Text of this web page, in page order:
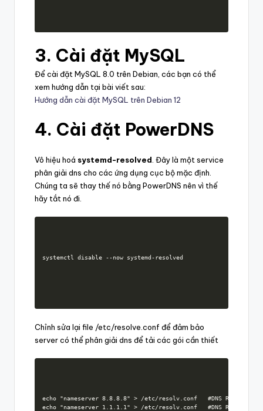
3. Cài đặt MySQL
Để cài đặt MySQL 8.0 trên Debian, các bạn có thể
xem hướng dẫn tại bài viết sau:
Hướng dẫn cài đặt MySQL trên Debian 12
4. Cài đặt PowerDNS
Vô hiệu hoá systemd-resolved. Đây là một service
phân giải dns cho các ứng dụng cục bộ mặc định.
Chúng ta sẽ thay thế nó bằng PowerDNS nên vì thế
hãy tắt nó đi.
systemctl disable --now systemd-resolved
Chỉnh sửa lại file /etc/resolve.conf để đảm bảo
server có thể phân giải dns để tải các gói cần thiết
echo "nameserver 8.8.8.8" > /etc/resolv.conf   #DNS Recursor
echo "nameserver 1.1.1.1" > /etc/resolv.conf   #DNS Recursor